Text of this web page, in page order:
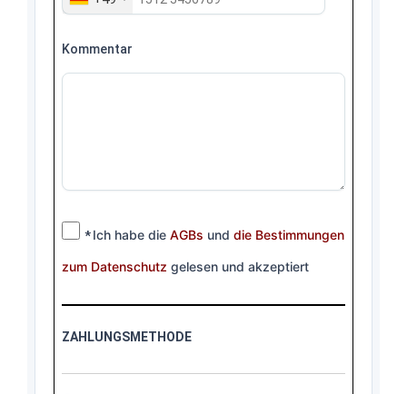
Kommentar
*Ich habe die AGBs und die Bestimmungen
zum Datenschutz gelesen und akzeptiert
ZAHLUNGSMETHODE